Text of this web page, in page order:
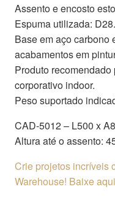
Assento e encosto
Espuma utilizada: D28.
Base em aço carbono
acabamentos em
Produto
corporativo indoor.
Peso suportado
CAD-5012 – L500 x
Altura até o assento:
Crie projetos incríveis
Warehouse! Baixe